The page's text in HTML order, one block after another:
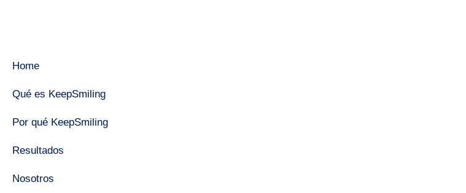
Home
Qué es KeepSmiling
Por qué KeepSmiling
Resultados
Nosotros